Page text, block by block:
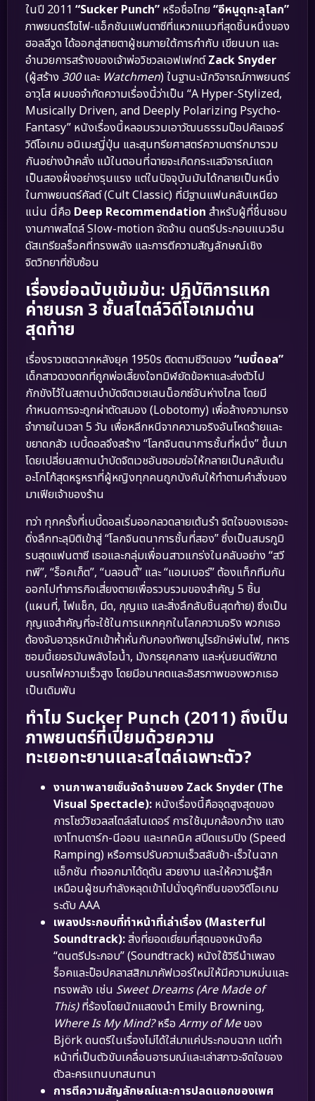
ในปี 2011 “Sucker Punch” หรือชื่อไทย“อีหนูดุทะลุโลก”
ภาพยนตร์ไซไฟ-แอ็กชันแฟนตาซีที่แหวกแนวที่สุดชิ้นหนึ่งของ
ฮอลลีวูด ได้ออกสู่สายตาผู้ชมภายใต้การกำกับ เขียนบท และ
อำนวยการสร้างของเจ้าพ่อวิชวลเอฟเฟกต์Zack Snyder
(ผู้สร้าง 300และ Watchmen) ในฐานะนักวิจารณ์ภาพยนตร์
อาวุโส ผมขอจำกัดความเรื่องนี้ว่าเป็น “A Hyper-Stylized,
Musically Driven, and Deeply Polarizing Psycho-
Fantasy” หนังเรื่องนี้หลอมรวมเอาวัฒนธรรมป็อปคัลเจอร์
วิดีโอเกม อนิเมะญี่ปุ่น และสุนทรียศาสตร์ความดาร์กมารวม
กันอย่างบ้าคลั่ง แม้ในตอนที่ฉายจะเกิดกระแสวิจารณ์แตก
เป็นสองฝั่งอย่างรุนแรง แต่ในปัจจุบันมันได้กลายเป็นหนึ่ง
ในภาพยนตร์คัลต์ (Cult Classic) ที่มีฐานแฟนคลับเหนียว
แน่น นี่คือ Deep Recommendation สำหรับผู้ที่ชื่นชอบ
งานภาพสไตล์ Slow-motion จัดจ้าน ดนตรีประกอบแนวอิน
ดัสเทรียลร็อคที่ทรงพลัง และการตีความสัญลักษณ์เชิง
จิตวิทยาที่ซับซ้อน
เรื่องย่อฉบับเข้มข้น: ปฏิบัติการแหก
ค่ายนรก 3 ชั้นสไตล์วิดีโอเกมด่าน
สุดท้าย
เรื่องราวเซตฉากหลังยุค 1950s ติดตามชีวิตของ “เบบี้ดอล”
เด็กสาวดวงตกที่ถูกพ่อเลี้ยงใจทมิฬยัดข้อหาและส่งตัวไป
กักขังไว้ในสถานบำบัดจิตเวชเลนน็อกซ์อันห่างไกล โดยมี
กำหนดการจะถูกผ่าตัดสมอง (Lobotomy) เพื่อล้างความทรง
จำภายในเวลา 5 วัน เพื่อหลีกหนีจากความจริงอันโหดร้ายและ
ขยาดกลัว เบบี้ดอลจึงสร้าง “โลกจินตนาการชั้นที่หนึ่ง” ขึ้นมา
โดยเปลี่ยนสถานบำบัดจิตเวชอันซอมซ่อให้กลายเป็นคลับเต้น
อะโกโก้สุดหรูหราที่ผู้หญิงทุกคนถูกบังคับให้ทำตามคำสั่งของ
มาเฟียเจ้าของร้าน
ทว่า ทุกครั้งที่เบบี้ดอลเริ่มออกลวดลายเต้นรำ จิตใจของเธอจะ
ดิ่งลึกทะลุมิติเข้าสู่ “โลกจินตนาการชั้นที่สอง” ซึ่งเป็นสมรภูมิ
รบสุดแฟนตาซี เธอและกลุ่มเพื่อนสาวแกร่งในคลับอย่าง “สวี
ทพี”, “ร็อคเก็ต”, “บลอนดี้” และ “แอมเบอร์” ต้องแท็กทีมกัน
ออกไปทำภารกิจเสี่ยงตายเพื่อรวบรวมของสำคัญ 5 ชิ้น
(แผนที่, ไฟแช็ก, มีด, กุญแจ และสิ่งลึกลับชิ้นสุดท้าย) ซึ่งเป็น
กุญแจสำคัญที่จะใช้ในการแหกคุกในโลกความจริง พวกเธอ
ต้องจับอาวุธหนักเข้าห้ำหั่นกับกองทัพซามูไรยักษ์พ่นไฟ, ทหาร
ซอมบี้เยอรมันพลังไอน้ำ, มังกรยุคกลาง และหุ่นยนต์พิฆาต
บนรถไฟความเร็วสูง โดยมีอนาคตและอิสรภาพของพวกเธอ
เป็นเดิมพัน
ทำไม Sucker Punch (2011) ถึงเป็น
ภาพยนตร์ที่เปี่ยมด้วยความ
ทะเยอทะยานและสไตล์เฉพาะตัว?
งานภาพลายเซ็นจัดจ้านของ Zack Snyder (The
Visual Spectacle): หนังเรื่องนี้คือจุดสูงสุดของ
การโชว์วิชวลสไตล์สไนเดอร์ การใช้มุมกล้องกว้าง แสง
เงาโทนดาร์ก-นีออน และเทคนิค สปีดแรมปิง (Speed
Ramping) หรือการปรับความเร็วสลับช้า-เร็วในฉาก
แอ็กชัน ทำออกมาได้ดุดัน สวยงาม และให้ความรู้สึก
เหมือนผู้ชมกำลังหลุดเข้าไปนั่งดูคัทซีนของวิดีโอเกม
ระดับ AAA
เพลงประกอบที่ทำหน้าที่เล่าเรื่อง (Masterful
Soundtrack):สิ่งที่ยอดเยี่ยมที่สุดของหนังคือ
“ดนตรีประกอบ” (Soundtrack) หนังใช้วิธีนำเพลง
ร็อคและป็อปคลาสสิกมาคัฟเวอร์ใหม่ให้มีความหม่นและ
ทรงพลัง เช่น Sweet Dreams (Are Made of
This)ที่ร้องโดยนักแสดงนำ Emily Browning,
Where Is My Mind?หรือ Army of Meของ
Björk ดนตรีในเรื่องไม่ได้ใส่มาแค่ประกอบฉาก แต่ทำ
หน้าที่เป็นตัวขับเคลื่อนอารมณ์และเล่าสภาวะจิตใจของ
ตัวละครแทนบทสนทนา
การตีความสัญลักษณ์และการปลดแอกของเพศ